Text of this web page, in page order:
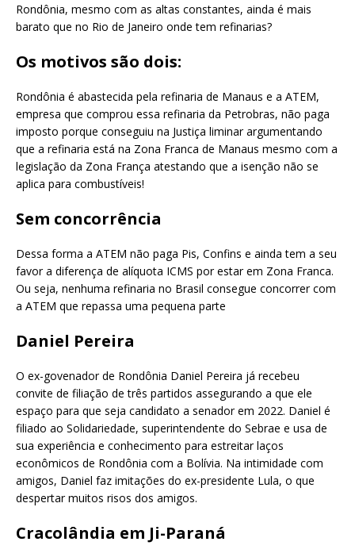
Rondônia, mesmo com as altas constantes, ainda é mais
barato que no Rio de Janeiro onde tem refinarias?
Os motivos são dois:
Rondônia é abastecida pela refinaria de Manaus e a ATEM,
empresa que comprou essa refinaria da Petrobras, não paga
imposto porque conseguiu na Justiça liminar argumentando
que a refinaria está na Zona Franca de Manaus mesmo com a
legislação da Zona França atestando que a isenção não se
aplica para combustíveis!
Sem concorrência
Dessa forma a ATEM não paga Pis, Confins e ainda tem a seu
favor a diferença de alíquota ICMS por estar em Zona Franca.
Ou seja, nenhuma refinaria no Brasil consegue concorrer com
a ATEM que repassa uma pequena parte
Daniel Pereira
O ex-govenador de Rondônia Daniel Pereira já recebeu
convite de filiação de três partidos assegurando a que ele
espaço para que seja candidato a senador em 2022. Daniel é
filiado ao Solidariedade, superintendente do Sebrae e usa de
sua experiência e conhecimento para estreitar laços
econômicos de Rondônia com a Bolívia. Na intimidade com
amigos, Daniel faz imitações do ex-presidente Lula, o que
despertar muitos risos dos amigos.
Cracolândia em Ji-Paraná